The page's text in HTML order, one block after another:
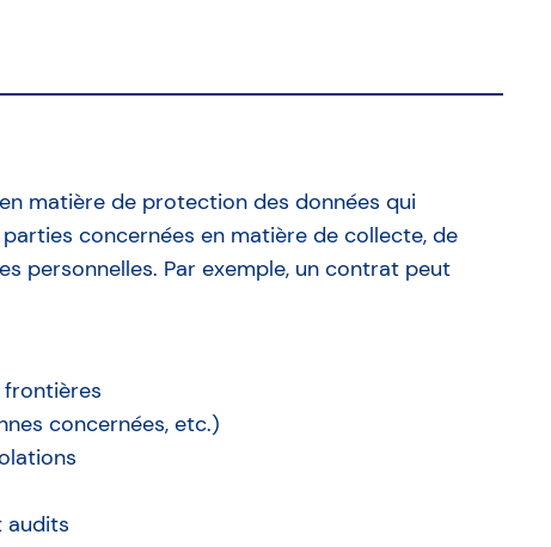
matière de protection des données qui
concernées en matière de collecte, de
personnelles. Par exemple, un contrat peut
concernées, etc.)
audits